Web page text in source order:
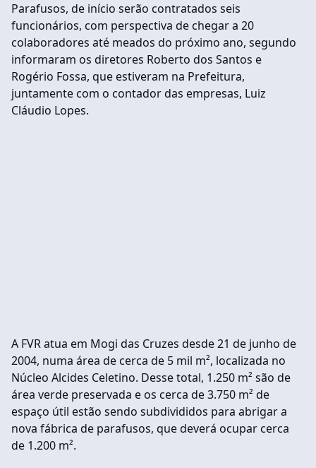
Parafusos, de início serão contratados seis
funcionários, com perspectiva de chegar a 20
colaboradores até meados do próximo ano, segundo
informaram os diretores Roberto dos Santos e
Rogério Fossa, que estiveram na Prefeitura,
juntamente com o contador das empresas, Luiz
Cláudio Lopes.
A FVR atua em Mogi das Cruzes desde 21 de junho de
2004, numa área de cerca de 5 mil m², localizada no
Núcleo Alcides Celetino. Desse total, 1.250 m² são de
área verde preservada e os cerca de 3.750 m² de
espaço útil estão sendo subdivididos para abrigar a
nova fábrica de parafusos, que deverá ocupar cerca
de 1.200 m².